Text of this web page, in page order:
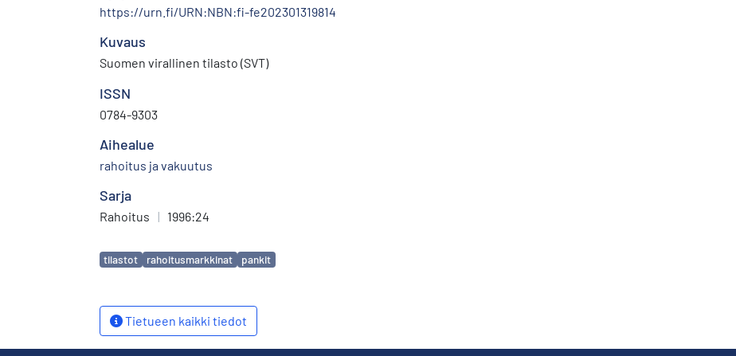
https://urn.fi/URN:NBN:fi-fe202301319814
Kuvaus
Suomen virallinen tilasto (SVT)
ISSN
0784-9303
Aihealue
rahoitus ja vakuutus
Sarja
Rahoitus | 1996:24
Avainsanat
tilastot rahoitusmarkkinat pankit
Tietueen kaikki tiedot